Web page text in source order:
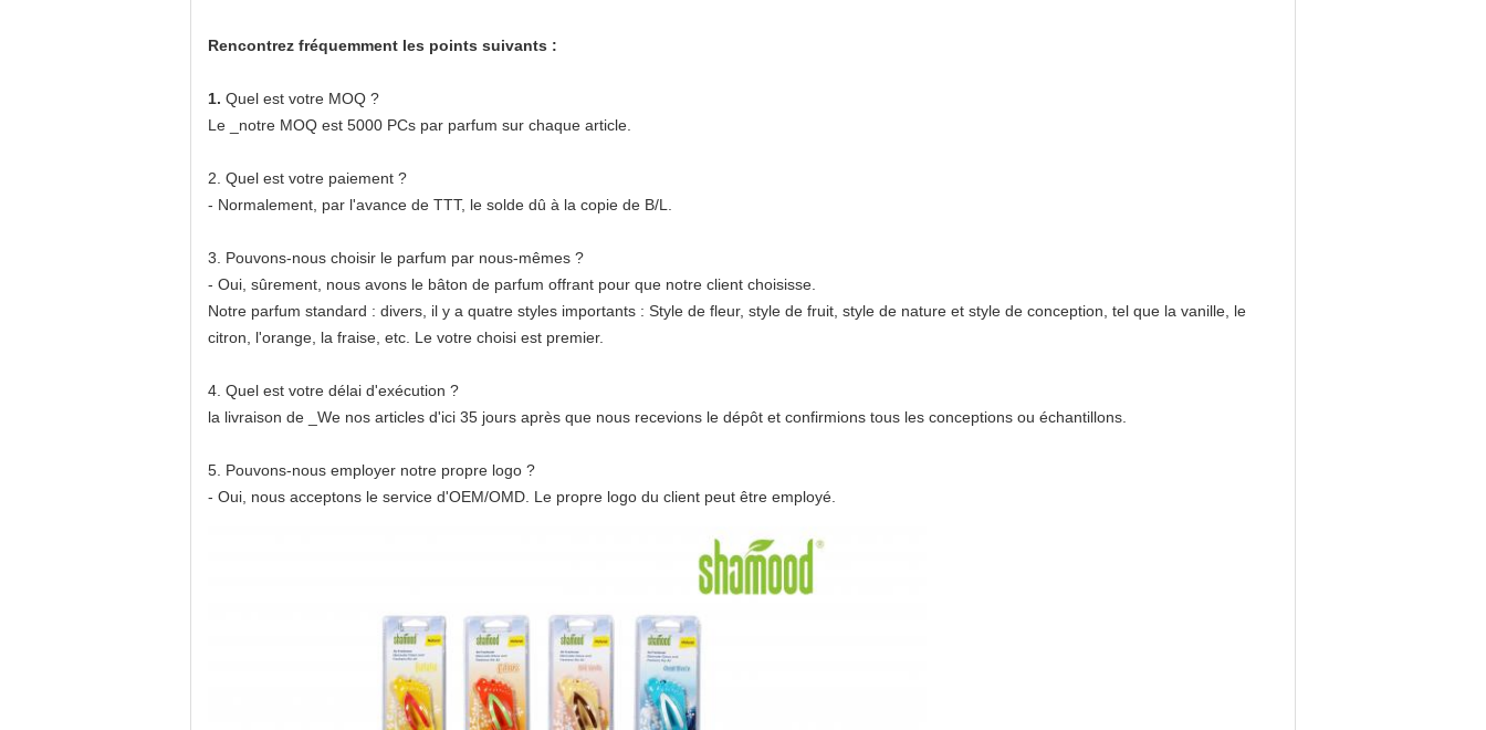
Rencontrez fréquemment les points suivants :
1. Quel est votre MOQ ?
Le _notre MOQ est 5000 PCs par parfum sur chaque article.
2. Quel est votre paiement ?
- Normalement, par l'avance de TTT, le solde dû à la copie de B/L.
3. Pouvons-nous choisir le parfum par nous-mêmes ?
- Oui, sûrement, nous avons le bâton de parfum offrant pour que notre client choisisse.
Notre parfum standard : divers, il y a quatre styles importants : Style de fleur, style de fruit, style de nature et style de conception, tel que la vanille, le
citron, l'orange, la fraise, etc. Le votre choisi est premier.
4. Quel est votre délai d'exécution ?
la livraison de _We nos articles d'ici 35 jours après que nous recevions le dépôt et confirmions tous les conceptions ou échantillons.
5. Pouvons-nous employer notre propre logo ?
- Oui, nous acceptons le service d'OEM/OMD. Le propre logo du client peut être employé.